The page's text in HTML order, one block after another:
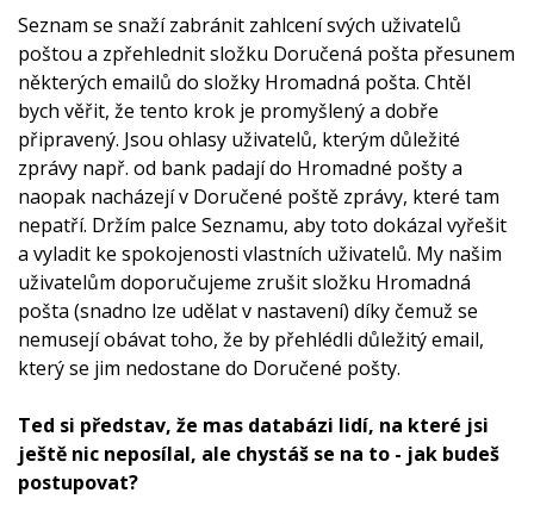
Seznam se snaží zabránit zahlcení svých uživatelů
poštou a zpřehlednit složku Doručená pošta přesunem
některých emailů do složky Hromadná pošta. Chtěl
bych věřit, že tento krok je promyšlený a dobře
připravený. Jsou ohlasy uživatelů, kterým důležité
zprávy např. od bank padají do Hromadné pošty a
naopak nacházejí v Doručené poště zprávy, které tam
nepatří. Držím palce Seznamu, aby toto dokázal vyřešit
a vyladit ke spokojenosti vlastních uživatelů. My našim
uživatelům doporučujeme zrušit složku Hromadná
pošta (snadno lze udělat v nastavení) díky čemuž se
nemusejí obávat toho, že by přehlédli důležitý email,
který se jim nedostane do Doručené pošty.
Ted si představ, že mas databázi lidí, na které jsi
ještě nic neposílal, ale chystáš se na to - jak budeš
postupovat?